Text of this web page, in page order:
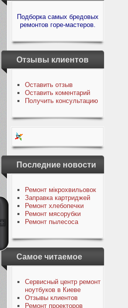
Подборка самых бредовых
ремонтов горе-мастеров.
Отзывы клиентов
Оставить отзыв
Оставить коментарий
Получить консультацию
Последние новости
Ремонт мікрохвильовок
Заправка картриджей
Ремонт хлебопечки
Ремонт мясорубки
Ремонт пылесоса
Самое читаемое
Сервисный центр ремонт
ноутбуков в Киеве
Отзывы клиентов
Ремонт проекторов